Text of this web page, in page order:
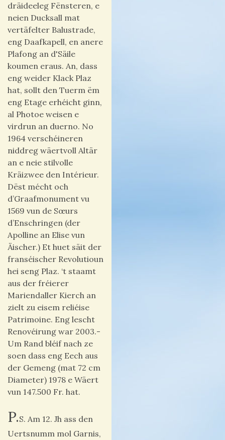
dräideeleg Fënsteren, e
neien Ducksall mat
vertäfelter Balustrade,
eng Daafkapell, en anere
Plafong an d'Säile
koumen eraus. An, dass
eng weider Klack Plaz
hat, sollt den Tuerm ëm
eng Etage erhéicht ginn,
al Photoe weisen e
virdrun an duerno. No
1964 verschéineren
niddreg wäertvoll Altär
an e neie stilvolle
Kräizwee den Intérieur.
Dëst mécht och
d’Graafmonument vu
1569 vun de Sœurs
d’Enschringen (der
Apolline an Elise vun
Äischer.) Et huet säit der
franséischer Revolutioun
hei seng Plaz. ‘t staamt
aus der fréierer
Mariendaller Kierch an
zielt zu eisem reliéise
Patrimoine. Eng lescht
Renovéirung war 2003.-
Um Rand bléif nach ze
soen dass eng Eech aus
der Gemeng (mat 72 cm
Diameter) 1978 e Wäert
vun 147.500 Fr. hat.
P.S. Am 12. Jh ass den
Uertsnumm mol Garnis,